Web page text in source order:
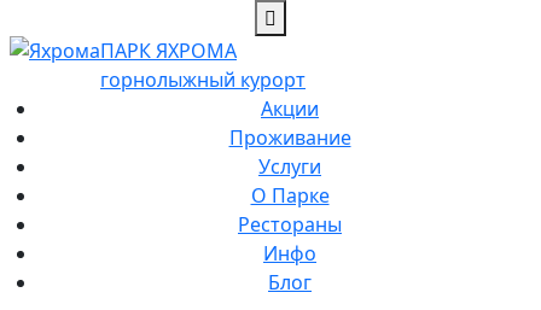
ПАРК ЯХРОМА
горнолыжный курорт
Акции
Проживание
Услуги
О Парке
Рестораны
Инфо
Блог